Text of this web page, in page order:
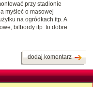
przy stadionie
myśleć o masowej
na ogródkach itp. A
bilbordy itp to dobre
dodaj komentarz